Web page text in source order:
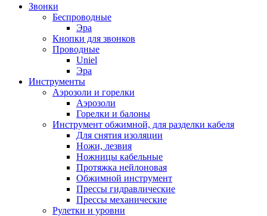
Звонки
Беспроводные
Эра
Кнопки для звонков
Проводные
Uniel
Эра
Инструменты
Аэрозоли и горелки
Аэрозоли
Горелки и балоны
Инструмент обжимной, для разделки кабеля
Для снятия изоляции
Ножи, лезвия
Ножницы кабельные
Протяжка нейлоновая
Обжимной инструмент
Прессы гидравлические
Прессы механические
Рулетки и уровни